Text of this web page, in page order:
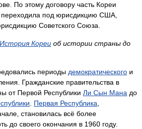
По этому договору часть Кореи
под юрисдикцию США,
Советского Союза.
История Кореи об истории страны до
периоды демократического и
Гражданские правительства в
от Первой Республики Ли Сын Мана до
Первая Республика
становилась всё более
до своего окончания в 1960 году.